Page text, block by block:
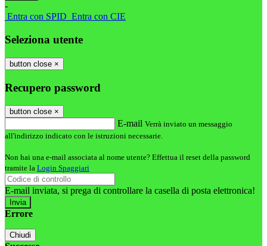
-
Entra con SPID Entra con CIE
Seleziona utente
button close ×
Recupero password
button close ×
E-mail Verrà inviato un messaggio
all'indirizzo indicato con le istruzioni necessarie.
Non hai una e-mail associata al nome utente? Effettua il reset della password
tramite la Login Spaggiari
E-mail inviata, si prega di controllare la casella di posta elettronica!
Errore
Chiudi